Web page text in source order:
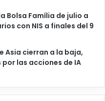
Bolsa Família de julio a
con NIS a finales del 9
Asia cierran a la baja,
las acciones de IA